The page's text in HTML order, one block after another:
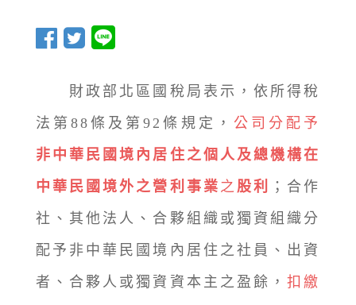
財政部北區國稅局表示，依所得稅
法第88條及第92條規定， 公司分配予
非中華民國境內居住之個人及總機構在
中華民國境外之營利事業 之 股利
；合作
社、其他法人、合夥組織或獨資組織分
配予非中華民國境內居住之社員、出資
者、合夥人或獨資資本主之盈餘，扣繳